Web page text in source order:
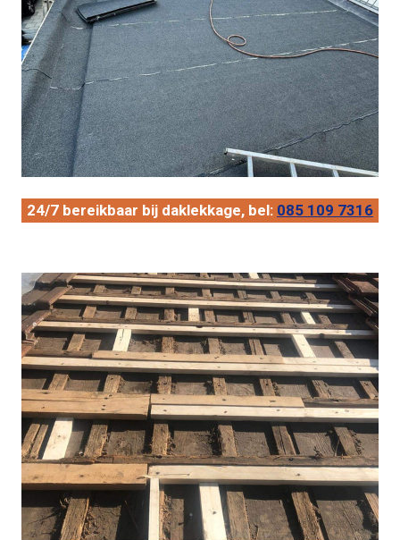
24/7 bereikbaar bij daklekkage, bel: 085 109 7316